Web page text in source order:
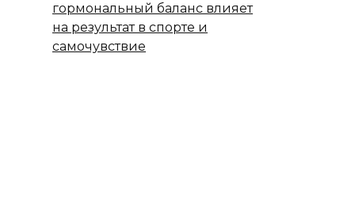
гормональный баланс влияет
на результат в спорте и
самочувствие